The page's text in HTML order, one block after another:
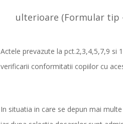
ulterioare (Formular tip
Actele prevazute la pct.2,3,4,5,7,9 si
verificarii conformitatii copiilor cu
In situatia in care se depun mai